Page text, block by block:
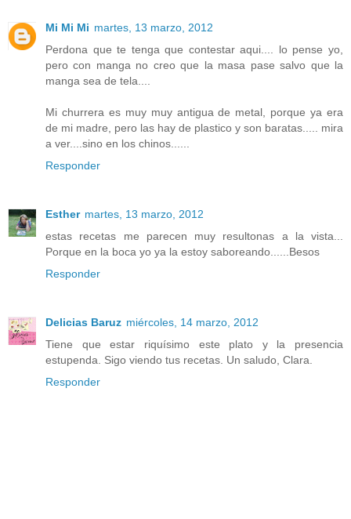
Mi Mi Mi martes, 13 marzo, 2012
Perdona que te tenga que contestar aqui.... lo pense yo,
pero con manga no creo que la masa pase salvo que la
manga sea de tela....
Mi churrera es muy muy antigua de metal, porque ya era
de mi madre, pero las hay de plastico y son baratas..... mira
a ver....sino en los chinos......
Responder
Esther martes, 13 marzo, 2012
estas recetas me parecen muy resultonas a la vista...
Porque en la boca yo ya la estoy saboreando......Besos
Responder
Delicias Baruz miércoles, 14 marzo, 2012
Tiene que estar riquísimo este plato y la presencia
estupenda. Sigo viendo tus recetas. Un saludo, Clara.
Responder